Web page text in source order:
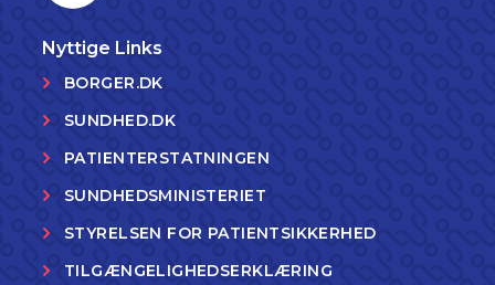
Nyttige Links
BORGER.DK
SUNDHED.DK
PATIENTERSTATNINGEN
SUNDHEDSMINISTERIET
STYRELSEN FOR PATIENTSIKKERHED
TILGÆNGELIGHEDSERKLÆRING